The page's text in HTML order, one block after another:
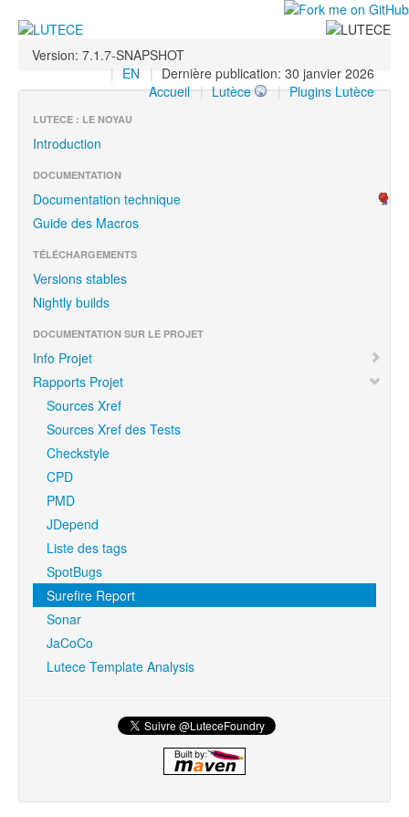
Version: 7.1.7-SNAPSHOT
| Dernière publication: 30 janvier 2026
| EN
| Plugins Lutèce
| Lutèce
Accueil
LUTECE : LE NOYAU
Introduction
DOCUMENTATION
Documentation technique
Guide des Macros
TÉLÉCHARGEMENTS
Versions stables
Nightly builds
DOCUMENTATION SUR LE PROJET
Info Projet
Rapports Projet
Sources Xref
Sources Xref des Tests
Checkstyle
CPD
PMD
JDepend
Liste des tags
SpotBugs
Surefire Report
Sonar
JaCoCo
Lutece Template Analysis